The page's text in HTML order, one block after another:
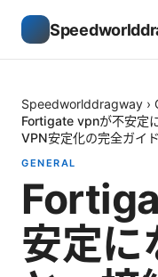
Speedworlddragway ›
Fortigate vpnが不安定
VPN安定化の完全ガイド
GENERAL
安定に